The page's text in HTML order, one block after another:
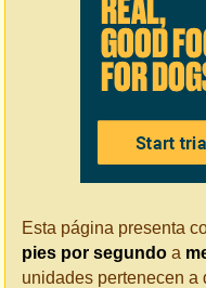
Esta página presenta
pies por segundo a
unidades pertenecen a